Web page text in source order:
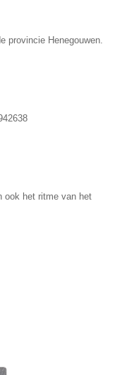
provincie Henegouwen.
ook het ritme van het